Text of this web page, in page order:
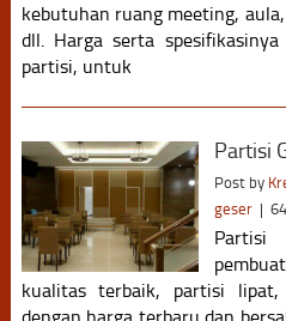
kebutuhan ruang meeting,
dll. Harga serta
partisi, untuk
Partisi
Post by
geser |
Partisi
kualitas terbaik, partisi